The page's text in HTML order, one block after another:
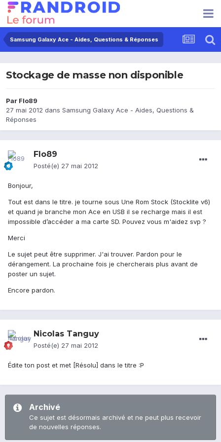
Samsung Galaxy Ace - Aides, Questions & Réponses
Stockage de masse non disponible
Par Flo89
27 mai 2012 dans Samsung Galaxy Ace - Aides, Questions &
Réponses
Flo89
Posté(e) 27 mai 2012
Bonjour,
Tout est dans le titre. je tourne sous Une Rom Stock (Stocklite v6)
et quand je branche mon Ace en USB il se recharge mais il est
impossible d’accéder a ma carte SD. Pouvez vous m'aidez svp ?
Merci
Le sujet peut être supprimer. J'ai trouver. Pardon pour le
dérangement. La prochaine fois je chercherais plus avant de
poster un sujet.
Encore pardon.
Nicolas Tanguy
Posté(e) 27 mai 2012
Édite ton post et met [Résolu] dans le titre :P
Archivé
Ce sujet est désormais archivé et ne peut plus recevoir
de nouvelles réponses.